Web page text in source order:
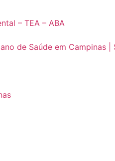
– TEA – ABA
de Saúde em Campinas |